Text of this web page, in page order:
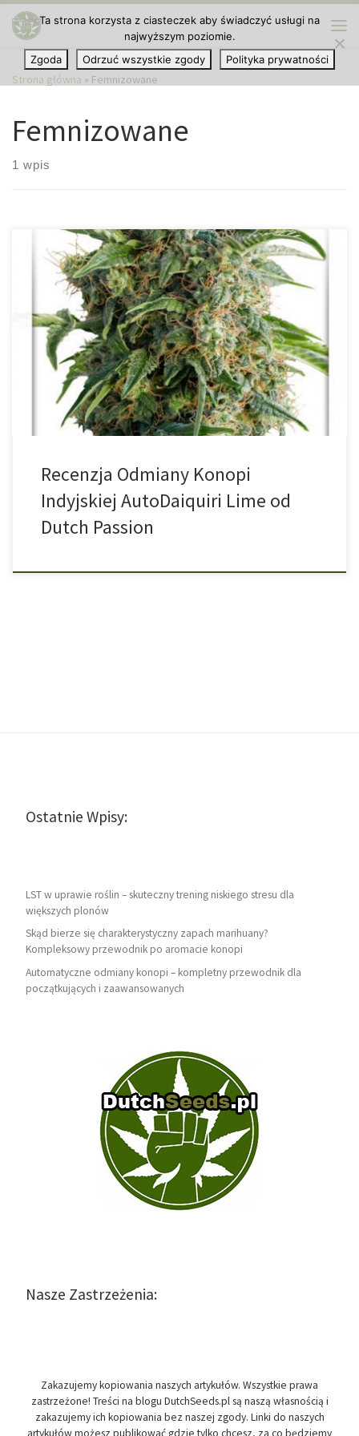
Przejdź do treści
Strona główna » Femnizowane
Femnizowane
1 wpis
Auto Daiquiri Lime – owocowo-dieselowa sativa od Dutch Passion
Auto Daiquiri Lime to automatycznie kwitnąca odmiana, która
zachwyca intensywnym aromatem limonki, dużymi plonami i
szybkim wzrostem. To świetna propozycja zarówno dla
początkujących, jak i zaawansowanych growerów. Genetyka i
pochodzenie Ta wyjątkowa odmiana została stworzona przez
skrzyżowanie Californian Orange o intensywnym […]
Recenzja Odmiany Konopi
Indyjskiej AutoDaiquiri Lime od
Dutch Passion
Ostatnie Wpisy:
LST w uprawie roślin – skuteczny trening niskiego stresu dla
większych plonów
Skąd bierze się charakterystyczny zapach marihuany?
Kompleksowy przewodnik po aromacie konopi
Automatyczne odmiany konopi – kompletny przewodnik dla
początkujących i zaawansowanych
Nasze Zastrzeżenia:
Zakazujemy kopiowania naszych artykułów. Wszystkie prawa
zastrzeżone! Treści na blogu DutchSeeds.pl są naszą własnością i
zakazujemy ich kopiowania bez naszej zgody. Linki do naszych
Ta strona korzysta z ciasteczek aby świadczyć usługi na
najwyższym poziomie.
Zgoda
Odrzuć wszystkie zgody Polityka prywatności